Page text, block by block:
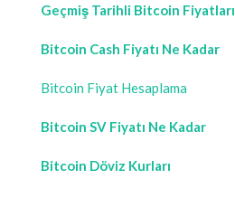
Geçmiş Tarihli Bitcoin Fiyatları
Bitcoin Cash Fiyatı Ne Kadar
Bitcoin Fiyat Hesaplama
Bitcoin SV Fiyatı Ne Kadar
Bitcoin Döviz Kurları